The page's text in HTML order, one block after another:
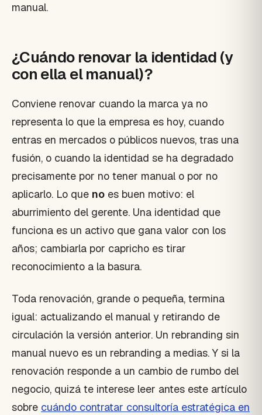
manual.
¿Cuándo renovar la identidad (y
con ella el manual)?
Conviene renovar cuando la marca ya no
representa lo que la empresa es hoy, cuando
entras en mercados o públicos nuevos, tras una
fusión, o cuando la identidad se ha degradado
precisamente por no tener manual o por no
aplicarlo. Lo que no es buen motivo: el
aburrimiento del gerente. Una identidad que
funciona es un activo que gana valor con los
años; cambiarla por capricho es tirar
reconocimiento a la basura.
Toda renovación, grande o pequeña, termina
igual: actualizando el manual y retirando de
circulación la versión anterior. Un rebranding sin
manual nuevo es un rebranding a medias. Y si la
renovación responde a un cambio de rumbo del
negocio, quizá te interese leer antes este artículo
sobre cuándo contratar consultoría estratégica en